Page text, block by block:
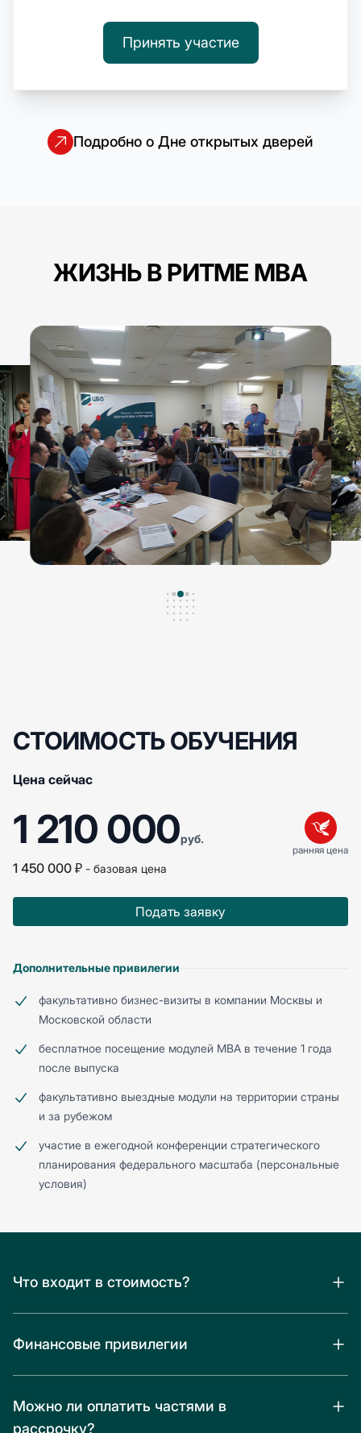
Принять участие
Подробно о Дне открытых дверей
ЖИЗНЬ В РИТМЕ MBA
СТОИМОСТЬ ОБУЧЕНИЯ
Цена сейчас
1 210 000руб.
1 450 000 ₽ - базовая цена
ранняя цена
Подать заявку
Дополнительные привилегии
факультативно бизнес-визиты в компании Москвы и
Московской области
бесплатное посещение модулей МВА в течение 1 года
после выпуска
факультативно выездные модули на территории страны
и за рубежом
участие в ежегодной конференции стратегического
планирования федерального масштаба (персональные
условия)
Что входит в стоимость?
Финансовые привилегии
Можно ли оплатить частями в
рассрочку?